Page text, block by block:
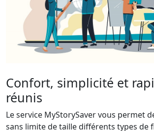
Confort, simplicité et
réunis
Le service MyStorySaver vous permet
sans limite de taille différents types de